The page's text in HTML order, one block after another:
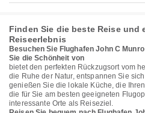
Finden Sie die beste Reise und
Reiseerlebnis
Besuchen Sie Flughafen John C
Sie die Schönheit von
bietet den perfekten Rückzugsort vom
die Ruhe der Natur, entspannen Sie
genießen Sie die lokale Küche, die
die für Sie am besten geeigneten
interessante Orte als Reiseziel.